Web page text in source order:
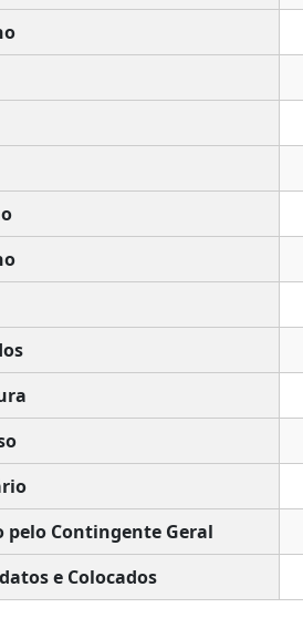
pelo Contingente Geral
e Colocados